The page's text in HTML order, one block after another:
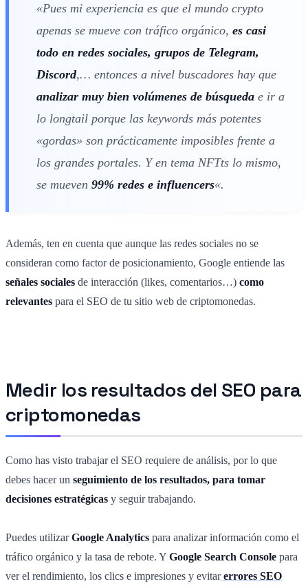
«Pues mi experiencia es que el mundo crypto
apenas se mueve con tráfico orgánico, es casi
todo en redes sociales, grupos de Telegram,
Discord,… entonces a nivel buscadores hay que
analizar muy bien volúmenes de búsqueda e ir a
lo longtail porque las keywords más potentes
«gordas» son prácticamente imposibles frente a
los grandes portales. Y en tema NFTts lo mismo,
se mueven 99% redes e influencers«.
Además, ten en cuenta que aunque las redes sociales no se
consideran como factor de posicionamiento, Google entiende las
señales sociales de interacción (likes, comentarios…) como
relevantes para el SEO de tu sitio web de criptomonedas.
Medir los resultados del SEO para
criptomonedas
Como has visto trabajar el SEO requiere de análisis, por lo que
debes hacer un seguimiento de los resultados, para tomar
decisiones estratégicas y seguir trabajando.
Puedes utilizarGoogle Analytics para analizar información como el
tráfico orgánico y la tasa de rebote. Y Google Search Console para
ver el rendimiento, los clics e impresiones y evitar errores SEO